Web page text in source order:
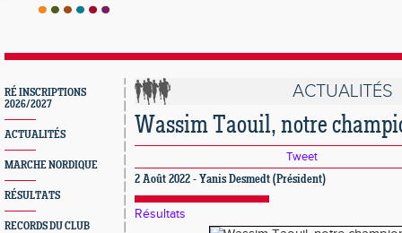
RÉ INSCRIPTIONS
2026/2027
ACTUALITÉS
MARCHE NORDIQUE
RÉSULTATS
RECORDS DU CLUB
ACTUALITÉS
Wassim Taouil, notre
Tweet
2 Août 2022 - Yanis Desmedt (Président)
Résultats